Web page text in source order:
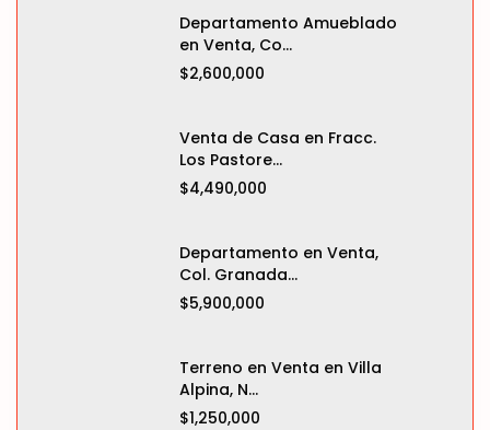
Departamento Amueblado
en Venta, Co...
$2,600,000
Venta de Casa en Fracc.
Los Pastore...
$4,490,000
Departamento en Venta,
Col. Granada...
$5,900,000
Terreno en Venta en Villa
Alpina, N...
$1,250,000